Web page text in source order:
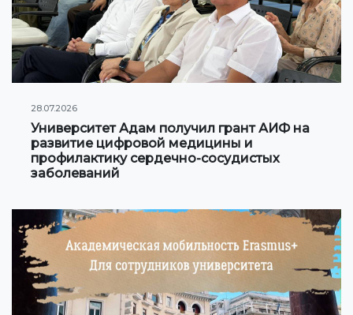
ЭЛЕКТРОННОЕ ОБРАЗОВАНИЕ
Открытые образовательные ресурсы
НАУКА
Стратегические направления
Исследования
Международный научный журнал "Экономика,
управление, образование"
Публикации
28.07.2026
Университет Адам получил грант АИФ на
развитие цифровой медицины и
профилактику сердечно-сосудистых
заболеваний